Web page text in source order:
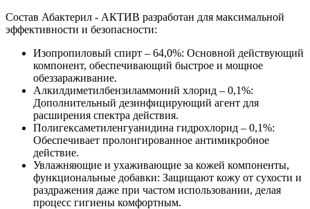
Состав Абактерил - АКТИВ разработан для максимальной
эффективности и безопасности:
Изопропиловый спирт – 64,0%: Основной действующий
компонент, обеспечивающий быстрое и мощное
обеззараживание.
Алкилдиметилбензиламмоний хлорид – 0,1%:
Дополнительный дезинфицирующий агент для
расширения спектра действия.
Полигексаметиленгуанидина гидрохлорид – 0,1%:
Обеспечивает пролонгированное антимикробное
действие.
Увлажняющие и ухаживающие за кожей компоненты,
функциональные добавки: Защищают кожу от сухости и
раздражения даже при частом использовании, делая
процесс гигиены комфортным.